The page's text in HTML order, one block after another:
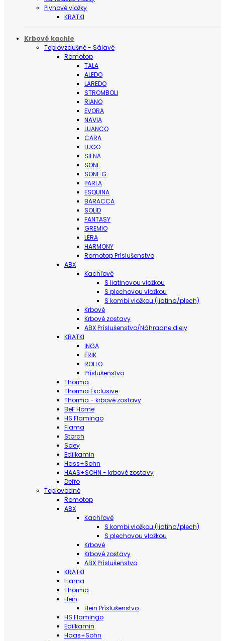
Plynové vložky
KRATKI
Krbové kachle
Teplovzdušné - Sálavé
Romotop
TALA
ALEDO
LAREDO
STROMBOLI
RIANO
EVORA
NAVIA
LUANCO
CARA
LUGO
SIENA
SONE
SONE G
PARLA
ESQUINA
BARACCA
SOLID
FANTASY
GREMIO
LERA
HARMONY
Romotop Príslušenstvo
ABX
Kachľové
S liatinovou vložkou
S plechovou vložkou
S kombi vložkou (liatina/plech)
Krbové
Krbové zostavy
ABX Príslušenstvo/Náhradne diely
KRATKI
INGA
ERIK
ROLLO
Príslušenstvo
Thorma
Thorma Exclusive
Thorma - krbové zostavy
BeF Home
HS Flamingo
Flama
Storch
Saey
Edilkamin
Hass+Sohn
HAAS+SOHN - krbové zostavy
Defro
Teplovodné
Romotop
ABX
Kachľové
S kombi vložkou (liatina/plech)
S plechovou vložkou
Krbové
Krbové zostavy
ABX Príslušenstvo
KRATKI
Flama
Thorma
Hein
Hein Príslušenstvo
HS Flamingo
Edilkamin
Haas+Sohn